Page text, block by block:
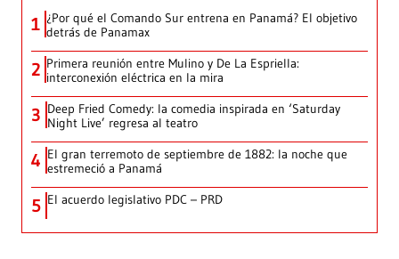
1 ¿Por qué el Comando Sur entrena en Panamá? El objetivo
detrás de Panamax
2 Primera reunión entre Mulino y De La Espriella:
interconexión eléctrica en la mira
3 Deep Fried Comedy: la comedia inspirada en ‘Saturday
Night Live’ regresa al teatro
4 El gran terremoto de septiembre de 1882: la noche que
estremeció a Panamá
5 El acuerdo legislativo PDC – PRD